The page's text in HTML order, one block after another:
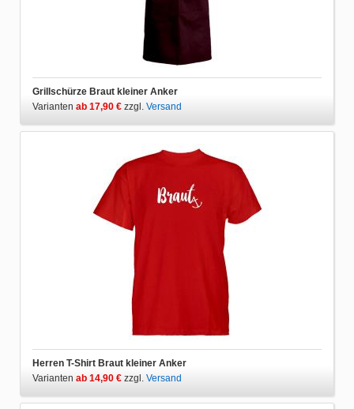
Grillschürze Braut kleiner Anker
Varianten ab 17,90 € zzgl. Versand
Herren T-Shirt Braut kleiner Anker
Varianten ab 14,90 € zzgl. Versand